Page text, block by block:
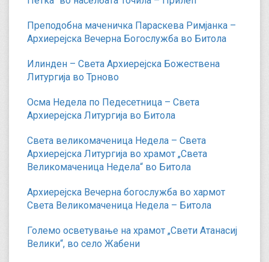
Преподобна маченичка Параскева Римјанка –
Архиерејска Вечерна Богослужба во Битола
Илинден – Света Архиерејска Божествена
Литургија во Трново
Осма Недела по Педесетница – Света
Архиерејска Литургија во Битола
Света великомаченица Недела – Света
Архиерејска Литургија во храмот „Света
Великомаченица Недела“ во Битола
Архиерејска Вечерна богослужба во хармот
Света Великомаченица Недела – Битола
Големо осветување на храмот „Свети Атанасиј
Велики“, во село Жабени